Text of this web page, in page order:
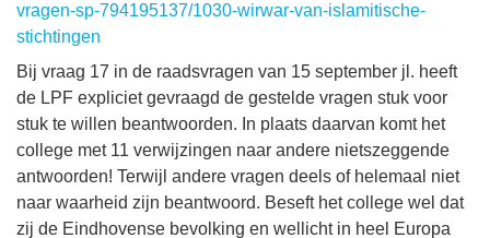
vragen-sp-794195137/1030-wirwar-van-islamitische-
stichtingen
Bij vraag 17 in de raadsvragen van 15 september jl. heeft
de LPF expliciet gevraagd de gestelde vragen stuk voor
stuk te willen beantwoorden. In plaats daarvan komt het
college met 11 verwijzingen naar andere nietszeggende
antwoorden! Terwijl andere vragen deels of helemaal niet
naar waarheid zijn beantwoord. Beseft het college wel dat
zij de Eindhovense bevolking en wellicht in heel Europa